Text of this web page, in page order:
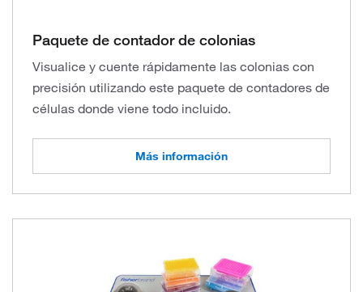
Paquete de contador de colonias
Visualice y cuente rápidamente las colonias con
precisión utilizando este paquete de contadores de
células donde viene todo incluido.
Más información